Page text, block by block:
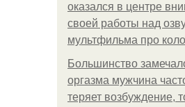
оказался в центре
своей работы над
мультфильма про
Большинство
оргазма мужчина
теряет возбуждение,